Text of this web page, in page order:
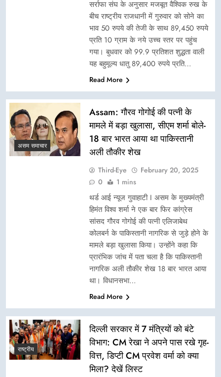
सर्राफा संघ के अनुसार मजबूत वैश्विक रुख के
बीच राष्ट्रीय राजधानी में गुरुवार को सोने का
भाव 50 रुपये की तेजी के साथ 89,450 रुपये
प्रति 10 ग्राम के नये उच्च स्तर पर पहुंच
गया। बुधवार को 99.9 प्रतिशत शुद्धता वाली
यह बहुमूल्य धातु 89,400 रुपये प्रति…
Read More
असम समाचार
Assam: गौरव गोगोई की पत्नी के
मामले में बड़ा खुलासा, सीएम शर्मा बोले-
18 बार भारत आया था पाकिस्तानी
अली तौकीर शेख
Third-Eye
February 20, 2025
0
1 mins
थर्ड आई न्यूज गुवाहाटी I असम के मुख्यमंत्री
हिमंत विश्व शर्मा ने एक बार फिर कांग्रेस
सांसद गौरव गोगोई की पत्नी एलिजाबेथ
कोलबर्न के पाकिस्तानी नागरिक से जुड़े होने के
मामले बड़ा खुलासा किया। उन्होंने कहा कि
प्रारंभिक जांच में पता चला है कि पाकिस्तानी
नागरिक अली तौकीर शेख 18 बार भारत आया
था। विधानसभा…
Read More
राष्ट्रीय
दिल्ली सरकार में 7 मंत्रियों को बंटे
विभाग: CM रेखा ने अपने पास रखे गृह-
वित्त, डिप्टी CM प्रवेश वर्मा को क्या
मिला? देखें लिस्ट